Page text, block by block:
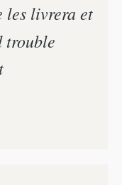
les livrera et
trouble